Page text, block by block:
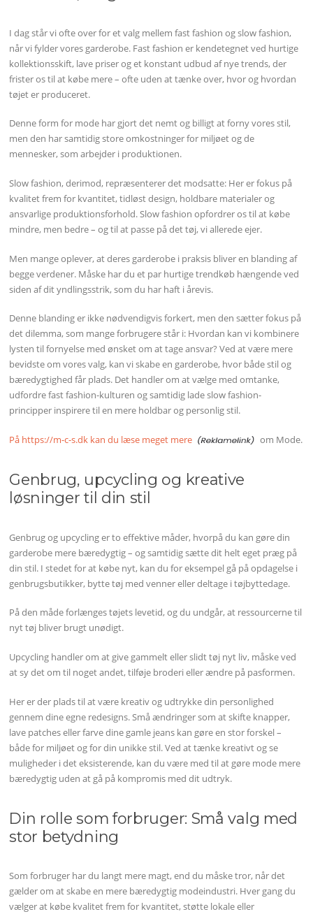
I dag står vi ofte over for et valg mellem fast fashion og slow fashion,
når vi fylder vores garderobe. Fast fashion er kendetegnet ved hurtige
kollektionsskift, lave priser og et konstant udbud af nye trends, der
frister os til at købe mere – ofte uden at tænke over, hvor og hvordan
tøjet er produceret.
Denne form for mode har gjort det nemt og billigt at forny vores stil,
men den har samtidig store omkostninger for miljøet og de
mennesker, som arbejder i produktionen.
Slow fashion, derimod, repræsenterer det modsatte: Her er fokus på
kvalitet frem for kvantitet, tidløst design, holdbare materialer og
ansvarlige produktionsforhold. Slow fashion opfordrer os til at købe
mindre, men bedre – og til at passe på det tøj, vi allerede ejer.
Men mange oplever, at deres garderobe i praksis bliver en blanding af
begge verdener. Måske har du et par hurtige trendkøb hængende ved
siden af dit yndlingsstrik, som du har haft i årevis.
Denne blanding er ikke nødvendigvis forkert, men den sætter fokus på
det dilemma, som mange forbrugere står i: Hvordan kan vi kombinere
lysten til fornyelse med ønsket om at tage ansvar? Ved at være mere
bevidste om vores valg, kan vi skabe en garderobe, hvor både stil og
bæredygtighed får plads. Det handler om at vælge med omtanke,
udfordre fast fashion-kulturen og samtidig lade slow fashion-
principper inspirere til en mere holdbar og personlig stil.
På https://m-c-s.dk kan du læse meget mere om Mode.
Genbrug, upcycling og kreative
løsninger til din stil
Genbrug og upcycling er to effektive måder, hvorpå du kan gøre din
garderobe mere bæredygtig – og samtidig sætte dit helt eget præg på
din stil. I stedet for at købe nyt, kan du for eksempel gå på opdagelse i
genbrugsbutikker, bytte tøj med venner eller deltage i tøjbyttedage.
På den måde forlænges tøjets levetid, og du undgår, at ressourcerne til
nyt tøj bliver brugt unødigt.
Upcycling handler om at give gammelt eller slidt tøj nyt liv, måske ved
at sy det om til noget andet, tilføje broderi eller ændre på pasformen.
Her er der plads til at være kreativ og udtrykke din personlighed
gennem dine egne redesigns. Små ændringer som at skifte knapper,
lave patches eller farve dine gamle jeans kan gøre en stor forskel –
både for miljøet og for din unikke stil. Ved at tænke kreativt og se
muligheder i det eksisterende, kan du være med til at gøre mode mere
bæredygtig uden at gå på kompromis med dit udtryk.
Din rolle som forbruger: Små valg med
stor betydning
Som forbruger har du langt mere magt, end du måske tror, når det
gælder om at skabe en mere bæredygtig modeindustri. Hver gang du
vælger at købe kvalitet frem for kvantitet, støtte lokale eller